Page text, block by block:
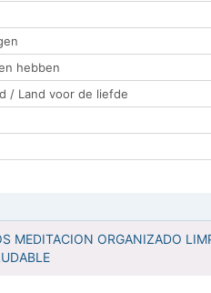
hebben
/ Land voor de liefde
MEDITACION ORGANIZADO